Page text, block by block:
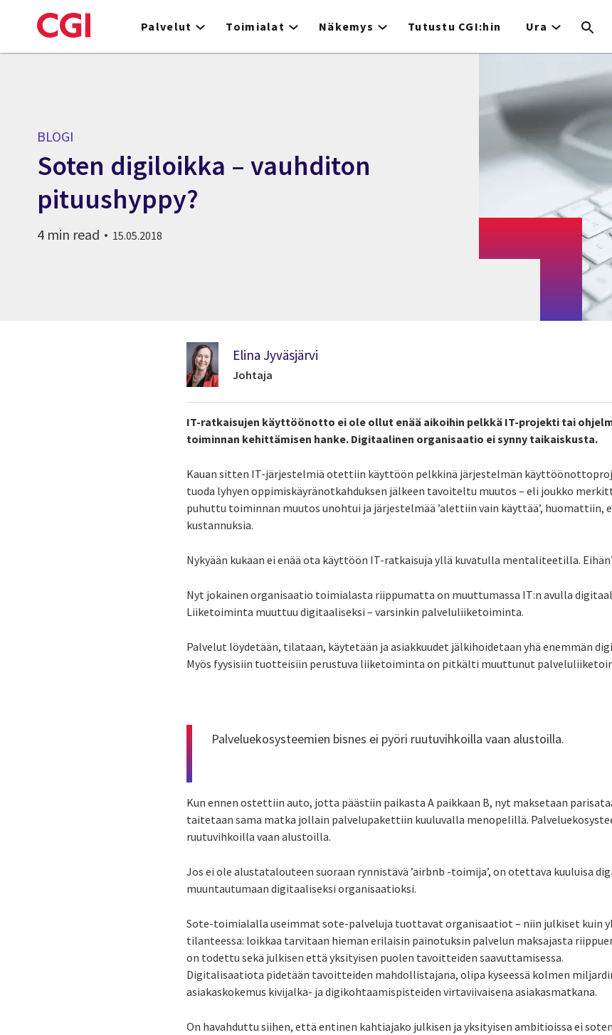
to
Palvelut Toimialat Näkemys Tutustu CGI:hin Ura
BLOGI
Soten digiloikka – vauhditon
pituushyppy?
4 min read 15.05.2018
Elina Jyväsjärvi
Johtaja
IT-ratkaisujen käyttöönotto ei ole ollut enää aikoihin pelkkä IT-projekti tai
toiminnan kehittämisen hanke. Digitaalinen organisaatio ei synny taikaiskusta.
Kauan sitten IT-järjestelmiä otettiin käyttöön pelkkinä järjestelmän
tuoda lyhyen oppimiskäyränotkahduksen jälkeen tavoiteltu muutos – eli joukko
puhuttu toiminnan muutos unohtui ja järjestelmää ’alettiin vain käyttää’, huomattiin,
kustannuksia.
Nykyään kukaan ei enää ota käyttöön IT-ratkaisuja yllä kuvatulla mentaliteetilla.
Nyt jokainen organisaatio toimialasta riippumatta on muuttumassa IT:n avulla
Liiketoiminta muuttuu digitaaliseksi – varsinkin palveluliiketoiminta.
Palvelut löydetään, tilataan, käytetään ja asiakkuudet jälkihoidetaan yhä enemmän
Myös fyysisiin tuotteisiin perustuva liiketoiminta on pitkälti muuttunut
Palveluekosysteemien bisnes ei pyöri ruutuvihkoilla vaan alustoilla.
Kun ennen ostettiin auto, jotta päästiin paikasta A paikkaan B, nyt maksetaan
taitetaan sama matka jollain palvelupakettiin kuuluvalla menopelillä.
ruutuvihkoilla vaan alustoilla.
Jos ei ole alustatalouteen suoraan rynnistävä ’airbnb -toimija’, on otettava kuuluisa
muuntautumaan digitaaliseksi organisaatioksi.
Sote-toimialalla useimmat sote-palveluja tuottavat organisaatiot – niin julkiset kuin
tilanteessa: loikkaa tarvitaan hieman erilaisin painotuksin palvelun maksajasta
on todettu sekä julkisen että yksityisen puolen tavoitteiden saavuttamisessa.
Digitalisaatiota pidetään tavoitteiden mahdollistajana, olipa kyseessä kolmen
asiakaskokemus kivijalka- ja digikohtaamispisteiden virtaviivaisena asiakasmatkana.
On havahduttu siihen, että entinen kahtiajako julkisen ja yksityisen ambitioissa ei